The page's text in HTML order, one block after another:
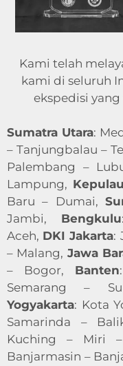
Kami telah
kami di seluruh
ekspedisi
Sumatra Utara:
– Tanjungbalau –
Palembang –
Lampung,
Baru – Dumai,
Jambi, Bengkulu
Aceh, DKI Jakarta:
– Malang, Jawa
– Bogor, Banten
Semarang –
Yogyakarta: Kota
Samarinda –
Kuching – Miri
Banjarmasin –